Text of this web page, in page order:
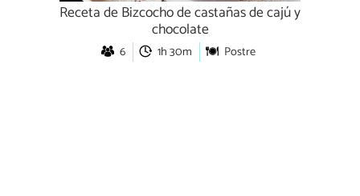
Receta de Bizcocho de castañas de cajú y
chocolate
6 1h 30m Postre